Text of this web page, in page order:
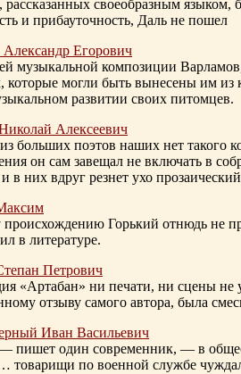
рассказанных своеобразным
и прибауточность, Даль не пошел
Егорович
музыкальной композиции
которые могли быть вынесены им из
развитии своих питомцев.
Алексеевич
больших поэтов наших нет такого
он сам завещал не включать в
в них вдруг резнет ухо
Горький отнюдь не
в литературе.
Петрович
«Артабан» ни печати, ни сцены
отзыву самого автора, была
Иван Васильевич
пишет один современник, — в
товарищи по военной службе